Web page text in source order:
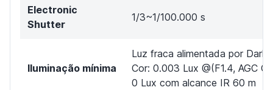
Electronic
Shutter
1/3~1/100.000 s
Iluminação mínima
Luz fraca alimentada por
Cor: 0.003 Lux @(F1.4, AGC
0 Lux com alcance IR 60 m